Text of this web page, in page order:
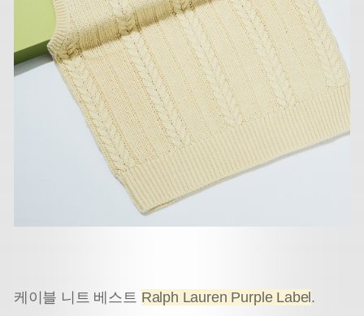
케이블 니트 베스트 Ralph Lauren Purple Label.